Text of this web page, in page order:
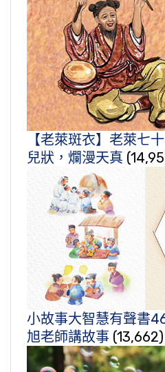
【老萊斑衣】老萊七
兒狀，爛漫天真
小故事大智慧有聲書
旭老師講故事 (13,662)